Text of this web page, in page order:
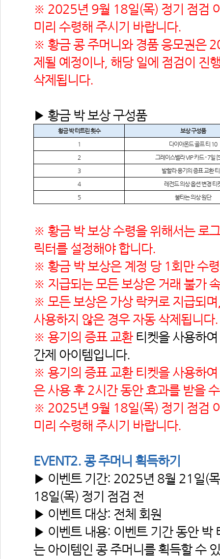
※ 2025년 9월 18일(목) 정기 점검
미리 수령해 주시기 바랍니다.
※ 황금 콩 주머니와 경품 응모권은
제될 예정이나, 해당 일에 점검이 진
삭제됩니다.
▶ 황금 박 보상 구성품
황금 박 터트린 횟수
보상 구성품
1
다이아몬드 골프 티 10
2
그레이스벨라 VIP 카드 - 7일
3
발할라 용기의 증표 교환
4
레전드 의상 옵션 변경 티
5
불타는 의상 원단
※ 황금 박 보상 수령을 위해서는 로
릭터를 설정해야 합니다.
※ 황금 박 보상은 계정 당 1회만 수
※ 지급되는 모든 보상은 거래 불가
※ 모든 보상은 가상 락커로 지급되
사용하지 않은 경우 자동 삭제됩니다.
※ 용기의 증표 교환 티켓을 사용하
간제 아이템입니다.
※ 용기의 증표 교환 티켓을 사용하
은 사용 후 2시간 동안 효과를 받을
※ 2025년 9월 18일(목) 정기 점검
미리 수령해 주시기 바랍니다.
EVENT2. 콩 주머니 획득하기
▶ 이벤트 기간: 2025년 8월 21일(
18일(목) 정기 점검 전
▶ 이벤트 대상: 전체 회원
▶ 이벤트 내용: 이벤트 기간 동안 박
는 아이템인 콩 주머니를 획득할 수